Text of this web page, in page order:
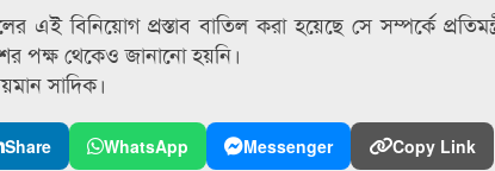
এই বিনিয়োগ প্রস্তাব বাতিল করা হয়েছে সে সম্পর্কে
পক্ষ থেকেও জানানো হয়নি।
সাদিক।
Share WhatsApp Messenger Copy Link